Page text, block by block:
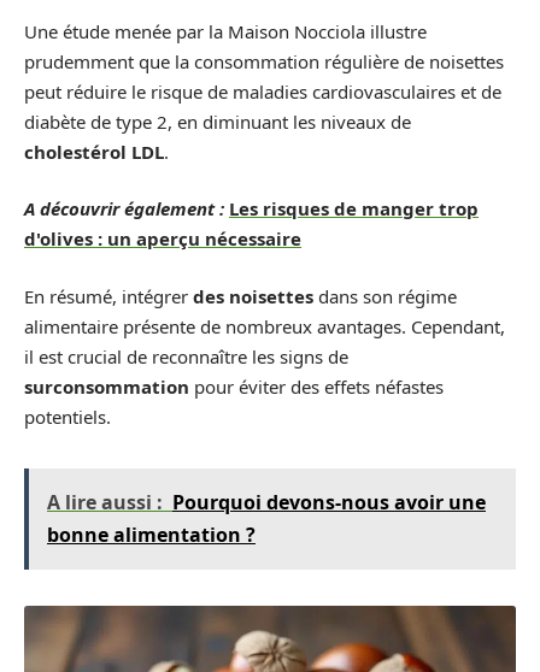
Une étude menée par la Maison Nocciola illustre
prudemment que la consommation régulière de noisettes
peut réduire le risque de maladies cardiovasculaires et de
diabète de type 2, en diminuant les niveaux de
cholestérol LDL.
A découvrir également : Les risques de manger trop
d'olives : un aperçu nécessaire
En résumé, intégrer des noisettes dans son régime
alimentaire présente de nombreux avantages. Cependant,
il est crucial de reconnaître les signs de
surconsommation pour éviter des effets néfastes
potentiels.
A lire aussi : Pourquoi devons-nous avoir une
bonne alimentation ?